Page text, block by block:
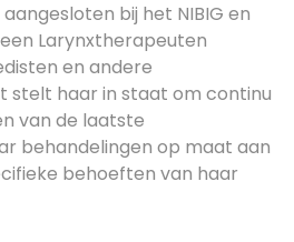
bij het NIBIG en
Larynxtherapeuten
en andere
stelt haar in staat om continu
van de laatste
behandelingen op maat aan
behoeften van haar